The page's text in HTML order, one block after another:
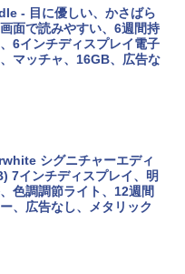
Neo A18 Proチッ
ノートブック：AIとAppl
ために設計、Liquid Ret
イ、8GBユニファイドメモ
ストレージ、1080p Fac
護 15.6 16インチ パソコ
Lavie ASUS HP dyna
対応
カード - 800 Robux 【限
イテムを含む】 【オンラ
ド】 ロブロックス | オン
イテムを含む】 【オンラ
ド】 ロブロックス |オン
ト公式テキスト 第４版
心者 素人 でも安心 使い
- 目に優しい、かさばら
面で読みやすい、6週間持
6インチディスプレイ電子
マッチャ、16GB、広告な
シグニチャーエディ
7インチディスプレイ、明
色調調節ライト、12週間
、広告なし、メタリック